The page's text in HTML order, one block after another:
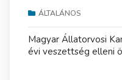
ÁLTALÁNOS
Magyar Állatorvosi
évi veszettség elleni